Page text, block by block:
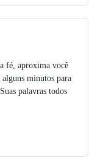
fé, aproxima você
minutos para
palavras todos